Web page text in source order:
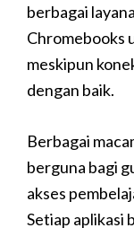
berbagai
Chromebooks
meskipun
dengan baik.
Berbagai
berguna bagi
akses
Setiap aplikasi